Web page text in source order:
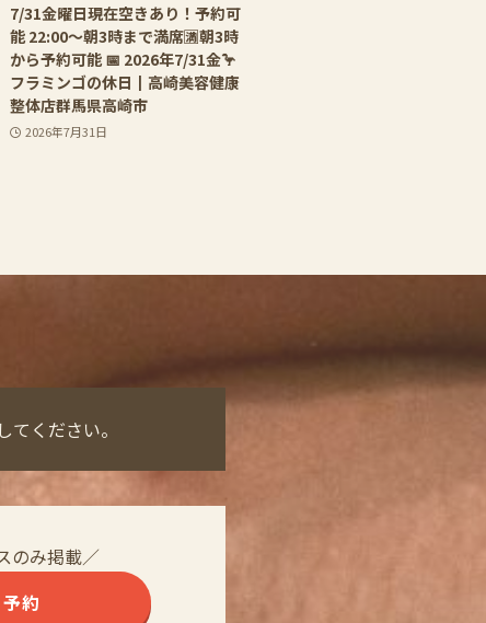
7/31金曜日現在空きあり！予約可
能 22:00〜朝3時まで満席🈵朝3時
から予約可能 📅 2026年7/31金🦩
フラミンゴの休日┃高崎美容健康
整体店群馬県高崎市
2026年7月31日
ください。
のみ掲載／
約